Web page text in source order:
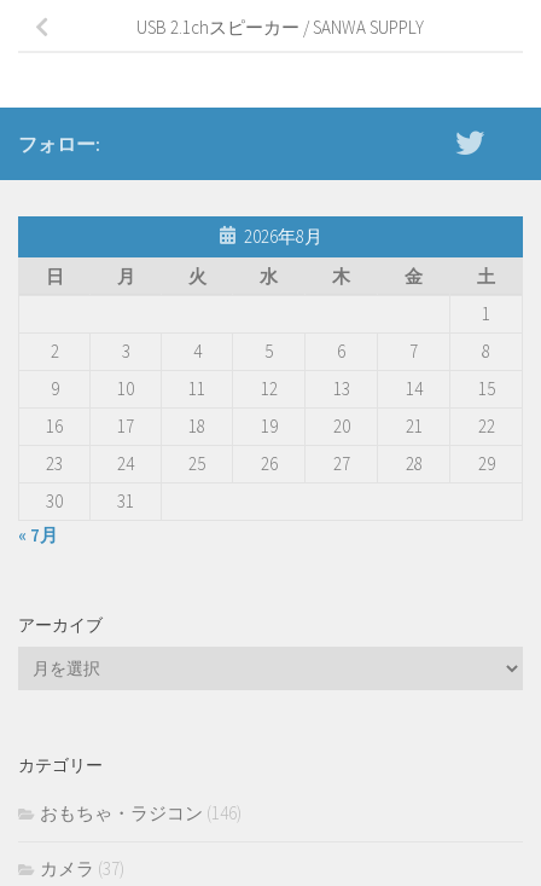
USB 2.1chスピーカー / SANWA SUPPLY
フォロー:
2026年8月
日
月 火 水 木 金
土
1
2
3 4 5 6 7
8
9
10 11 12 13 14
15
16
17 18 19 20 21
22
23
24 25 26 27 28
29
30
31
« 7月
アーカイブ
ブ
カテゴリー
おもちゃ・ラジコン (146)
カメラ (37)